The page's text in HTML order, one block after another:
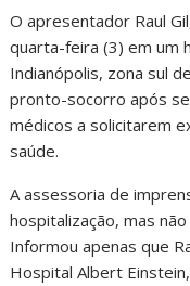
O apresentador Raul
quarta-feira (3) em um
Indianópolis, zona sul
pronto-socorro após
médicos a solicitarem
saúde.
A assessoria de
hospitalização, mas
Informou apenas que
Hospital Albert